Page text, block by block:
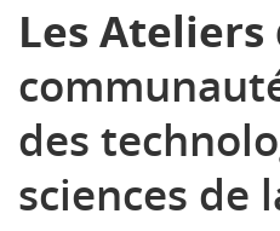
Les Ateliers
des
sciences de